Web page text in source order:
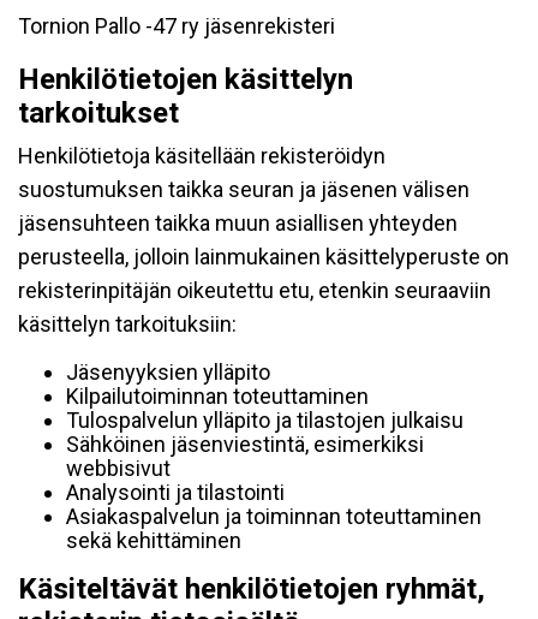
Tornion Pallo -47 ry jäsenrekisteri
Henkilötietojen käsittelyn
tarkoitukset
Henkilötietoja käsitellään rekisteröidyn
suostumuksen taikka seuran ja jäsenen välisen
jäsensuhteen taikka muun asiallisen yhteyden
perusteella, jolloin lainmukainen käsittelyperuste on
rekisterinpitäjän oikeutettu etu, etenkin seuraaviin
käsittelyn tarkoituksiin:
Jäsenyyksien ylläpito
Kilpailutoiminnan toteuttaminen
Tulospalvelun ylläpito ja tilastojen julkaisu
Sähköinen jäsenviestintä, esimerkiksi
webbisivut
Analysointi ja tilastointi
Asiakaspalvelun ja toiminnan toteuttaminen
sekä kehittäminen
Käsiteltävät henkilötietojen ryhmät,